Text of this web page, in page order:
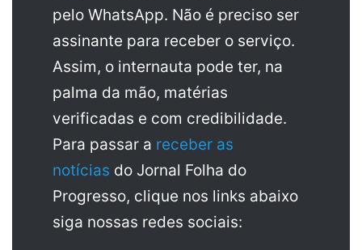
pelo WhatsApp. Não é preciso ser
assinante para receber o serviço.
Assim, o internauta pode ter, na
palma da mão, matérias
verificadas e com credibilidade.
Para passar a receber as
notícias do Jornal Folha do
Progresso, clique nos links abaixo
siga nossas redes sociais: